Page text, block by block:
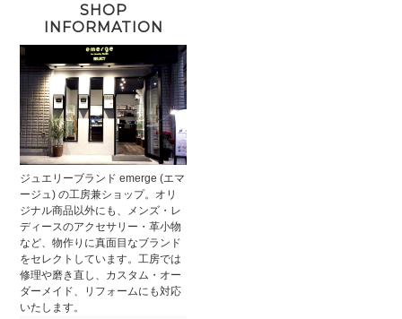
SHOP
INFORMATION
ジュエリーブランド emerge (エマ
ージュ) の工房兼ショップ。オリ
ジナル商品以外にも、メンズ・レ
ディースのアクセサリー・革小物
など、物作りに真面目なブランド
をセレクトしています。工房では
修理や磨き直し、カスタム・オー
ダーメイド、リフォームにも対応
いたします。